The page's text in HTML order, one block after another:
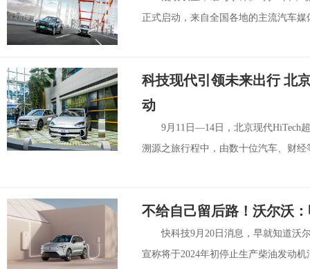
正式启动，来自全国各地的主流汽车
科技现代引领未来出行 北
动
9月11日—14日，北京现代HiTech
溯源之旅行程中，由数十位汽车、财
不给自己留后路！沃尔沃
快科技9月20日消息，早就知道沃
宣称将于2024年初停止生产柴油发动